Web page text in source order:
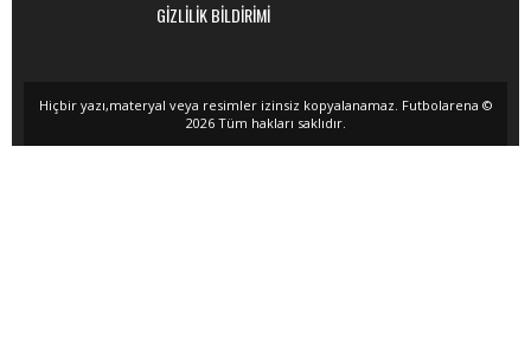
GİZLİLİK BİLDİRİMİ
Hiçbir yazı,materyal veya resimler izinsiz kopyalanamaz. Futbolarena ©
2026 Tüm hakları saklıdır.